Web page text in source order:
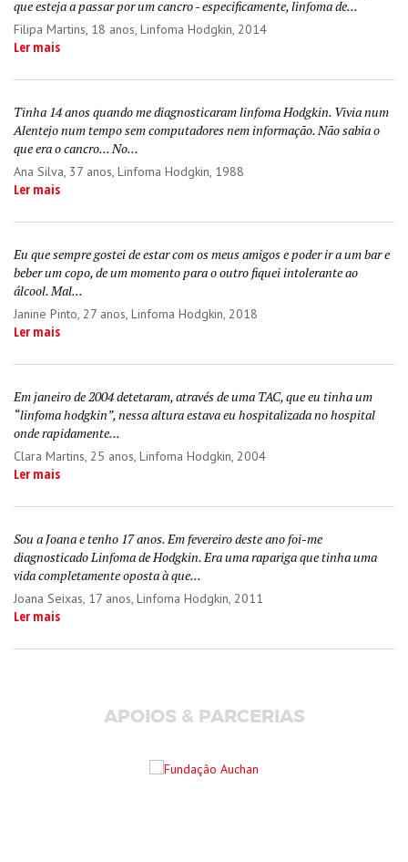
que esteja a passar por um cancro - especificamente, linfoma de...
Filipa Martins, 18 anos, Linfoma Hodgkin, 2014
Ler mais
Tinha 14 anos quando me diagnosticaram linfoma Hodgkin. Vivia num
Alentejo num tempo sem computadores nem informação. Não sabia o
que era o cancro... No...
Ana Silva, 37 anos, Linfoma Hodgkin, 1988
Ler mais
Eu que sempre gostei de estar com os meus amigos e poder ir a um bar e
beber um copo, de um momento para o outro fiquei intolerante ao
álcool. Mal...
Janine Pinto, 27 anos, Linfoma Hodgkin, 2018
Ler mais
Em janeiro de 2004 detetaram, através de uma TAC, que eu tinha um
“linfoma hodgkin”, nessa altura estava eu hospitalizada no hospital
onde rapidamente...
Clara Martins, 25 anos, Linfoma Hodgkin, 2004
Ler mais
Sou a Joana e tenho 17 anos. Em fevereiro deste ano foi-me
diagnosticado Linfoma de Hodgkin. Era uma rapariga que tinha uma
vida completamente oposta à que...
Joana Seixas, 17 anos, Linfoma Hodgkin, 2011
Ler mais
APOIOS & PARCERIAS